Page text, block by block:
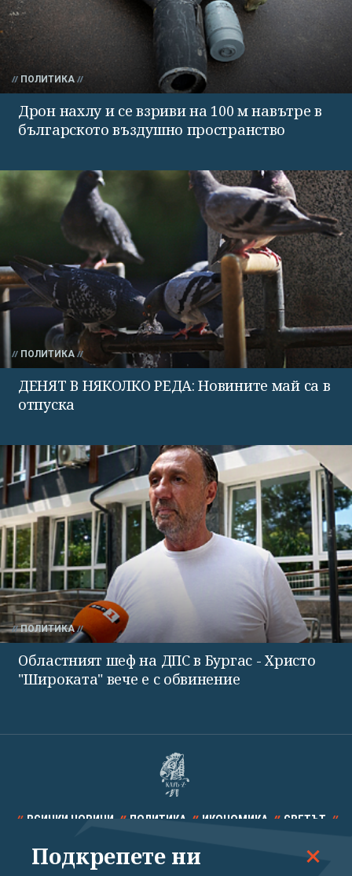
ПОЛИТИКА
Дрон нахлу и се взриви на 100 м навътре в
българското въздушно пространство
ПОЛИТИКА
ДЕНЯТ В НЯКОЛКО РЕДА: Новините май са в
отпуска
ПОЛИТИКА
Областният шеф на ДПС в Бургас - Христо
"Широката" вече е с обвинение
ВСИЧКИ НОВИНИ ПОЛИТИКА ИКОНОМИКА СВЕТЪТ
СПОРТ КУЛТУРА ТЕХНОЛОГИИ КАЛЕЙДОСКОП
Подкрепете ни